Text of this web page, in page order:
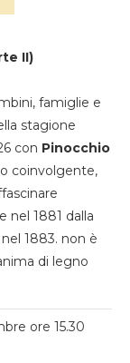
II)
famiglie e
stagione
con Pinocchio
coinvolgente,
nel 1881 dalla
1883. non è
di legno
ore 15.30